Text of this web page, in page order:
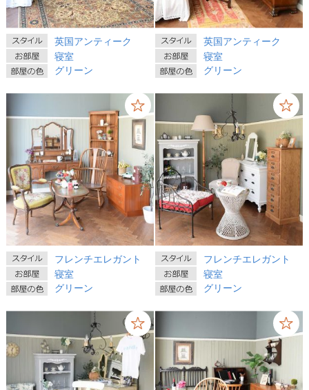
英国アンティーク
寝室
グリーン
英国アンティーク
寝室
グリーン
フレンチエレガント
寝室
グリーン
フレンチエレガント
寝室
グリーン